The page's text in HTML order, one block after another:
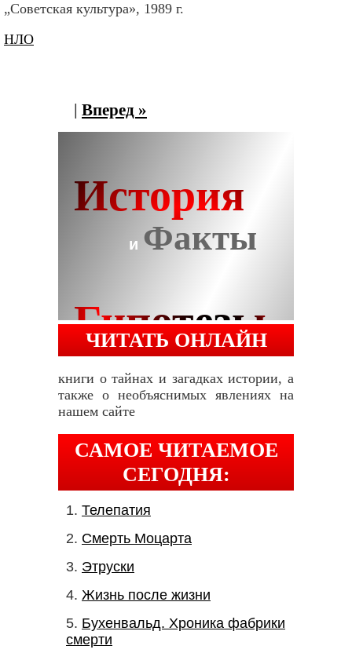
„Советская культура», 1989 г.
НЛО
| Вперед »
ЧИТАТЬ ОНЛАЙН
книги о тайнах и загадках истории, а
также о необъяснимых явлениях на
нашем сайте
САМОЕ ЧИТАЕМОЕ
СЕГОДНЯ:
Телепатия
Смерть Моцарта
Этруски
Жизнь после жизни
Бухенвальд. Хроника фабрики
смерти